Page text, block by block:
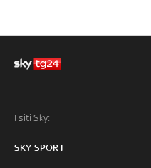
I siti Sky:
SKY SPORT